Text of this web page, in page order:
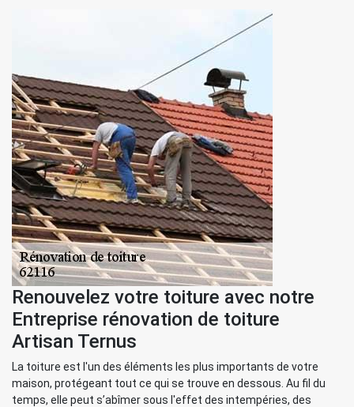
Renouvelez votre toiture avec notre
Entreprise rénovation de toiture
Artisan Ternus
La toiture est l'un des éléments les plus importants de votre
maison, protégeant tout ce qui se trouve en dessous. Au fil du
temps, elle peut s’abîmer sous l'effet des intempéries, des